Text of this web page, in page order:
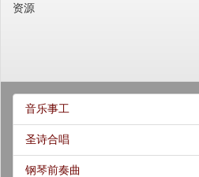
资源
音乐事工
圣诗合唱
钢琴前奏曲